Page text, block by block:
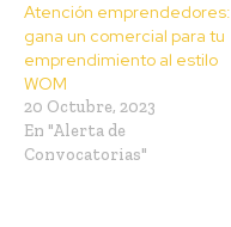
Atención emprendedores:
gana un comercial para tu
emprendimiento al estilo
WOM
20 Octubre, 2023
En "Alerta de
Convocatorias"